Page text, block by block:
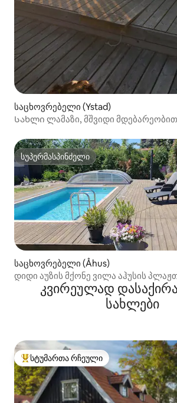
საცხოვრებელი (Ystad)
Სახლი ლამაზი, მშვიდი მდებარეობით
სუპერმასპინძელი
სუპერმასპინძელი
საცხოვრებელი (Åhus)
დიდი აუზის მქონე ვილა აჰუსის
კვირეულად
სახლები
სტუმართა რჩეული მოწინავე ვარიანტი
სტუმართა რჩეული